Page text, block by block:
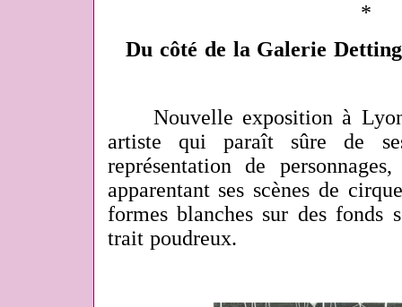
*
Du côté de la Galerie
Nouvelle exposition à
artiste qui paraît sûre de
représentation de
apparentant ses scènes de
formes blanches sur des fonds
trait poudreux.